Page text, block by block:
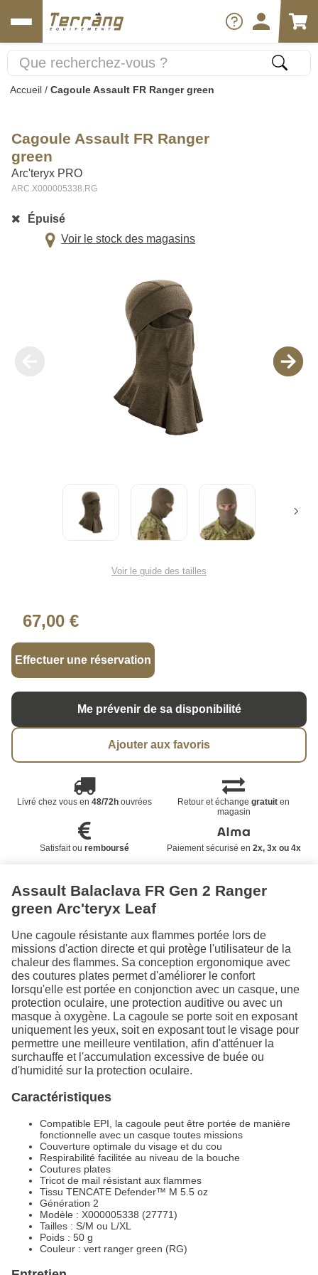
Accueil / Cagoule Assault FR Ranger green
Cagoule Assault FR Ranger
green
Arc'teryx PRO
ARC.X000005338.RG
Épuisé
Voir le stock des magasins
Voir le guide des tailles
67,00 €
Effectuer une réservation
Me prévenir de sa disponibilité
Ajouter aux favoris
Livré chez vous en 48/72houvrées Retour et échangegratuit en
magasin
Satisfait ou remboursé Paiement sécurisé en 2x, 3x ou 4x
Assault Balaclava FR Gen 2 Ranger
green Arc'teryx Leaf
Une cagoule résistante aux flammes portée lors de
missions d'action directe et qui protège l'utilisateur de la
chaleur des flammes. Sa conception ergonomique avec
des coutures plates permet d'améliorer le confort
lorsqu'elle est portée en conjonction avec un casque, une
protection oculaire, une protection auditive ou avec un
masque à oxygène. La cagoule se porte soit en exposant
uniquement les yeux, soit en exposant tout le visage pour
permettre une meilleure ventilation, afin d'atténuer la
surchauffe et l'accumulation excessive de buée ou
d'humidité sur la protection oculaire.
Caractéristiques
Compatible EPI, la cagoule peut être portée de manière
fonctionnelle avec un casque toutes missions
Couverture optimale du visage et du cou
Respirabilité facilitée au niveau de la bouche
Coutures plates
Tricot de mail résistant aux flammes
Tissu TENCATE Defender™ M 5.5 oz
Génération 2
Modèle : X000005338 (27771)
Tailles : S/M ou L/XL
Poids : 50 g
Couleur : vert ranger green (RG)